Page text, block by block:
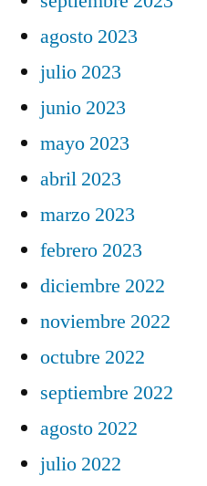
agosto 2023
julio 2023
junio 2023
mayo 2023
abril 2023
marzo 2023
febrero 2023
diciembre 2022
noviembre 2022
octubre 2022
septiembre 2022
agosto 2022
julio 2022